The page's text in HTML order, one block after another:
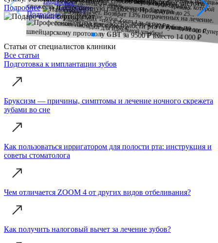
Подробнеесвежесть и естественную гладкость. Процедура...
Подробнее
Подробнее
хочется делиться с окружающими. Гарантия до 25...
Подробнее
Подробнее
Статьи от специалистов клиники
Все статьи
Подготовка к имплантации зубов
Бруксизм — причины, симптомы и лечение ночного скрежета
зубами во сне
Как пользоваться ирригатором для полости рта: инструкция и
советы стоматолога
Чем отличается ZOOM 4 от других видов отбеливания?
Как получить налоговый вычет за лечение зубов?